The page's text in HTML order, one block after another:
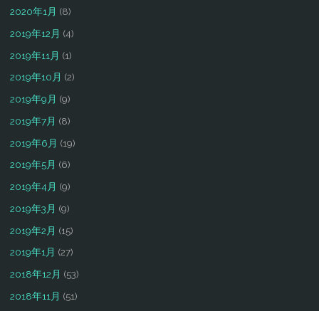
2020年1月 (8)
2019年12月 (4)
2019年11月 (1)
2019年10月 (2)
2019年9月 (9)
2019年7月 (8)
2019年6月 (19)
2019年5月 (6)
2019年4月 (9)
2019年3月 (9)
2019年2月 (15)
2019年1月 (27)
2018年12月 (53)
2018年11月 (51)